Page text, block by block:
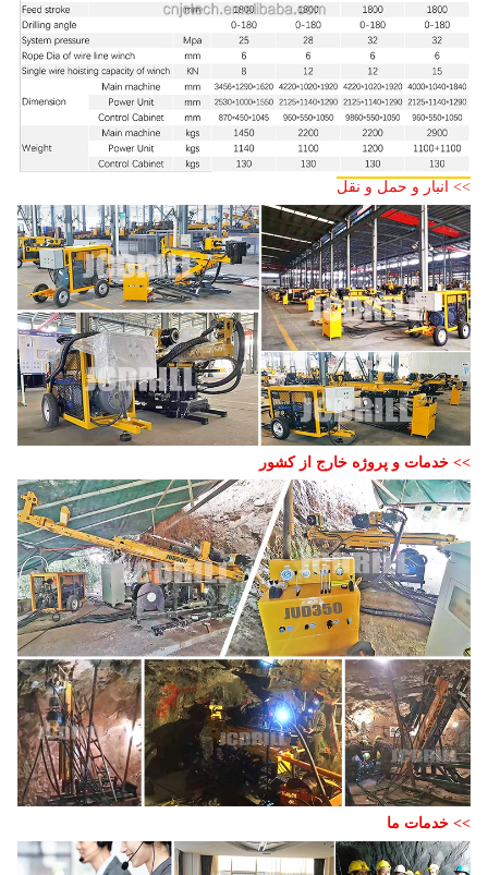
>> انبار و حمل و نقل
>> خدمات و پروژه خارج از کشور
>> خدمات ما